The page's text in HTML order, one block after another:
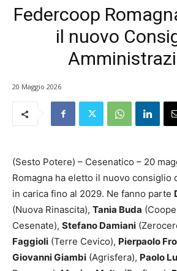
Federcoop
il nuovo
20 Maggio 2026
(Sesto Potere) – Cesenatico – 20
Romagna ha eletto il nuovo consiglio
in carica fino al 2029. Ne fanno parte
(Nuova Rinascita), Tania Buda
Cesenate), Stefano Damiani
Faggioli (Terre Cevico), Pierpaolo
Giovanni Giambi (Agrisfera), Paolo